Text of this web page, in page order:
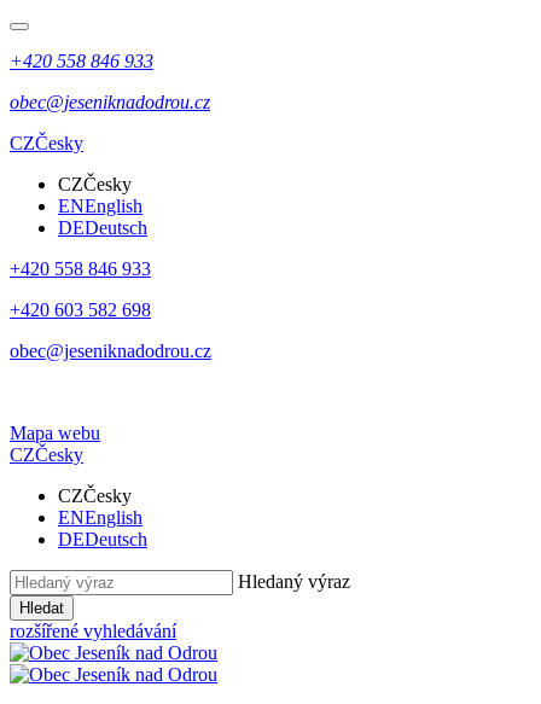
+420 558 846 933
obec@jeseniknadodrou.cz
CZČesky
CZČesky
ENEnglish
DEDeutsch
+420 558 846 933
+420 603 582 698
obec@jeseniknadodrou.cz
Mapa webu
CZČesky
CZČesky
ENEnglish
DEDeutsch
Hledaný výraz
Hledat
rozšířené vyhledávání